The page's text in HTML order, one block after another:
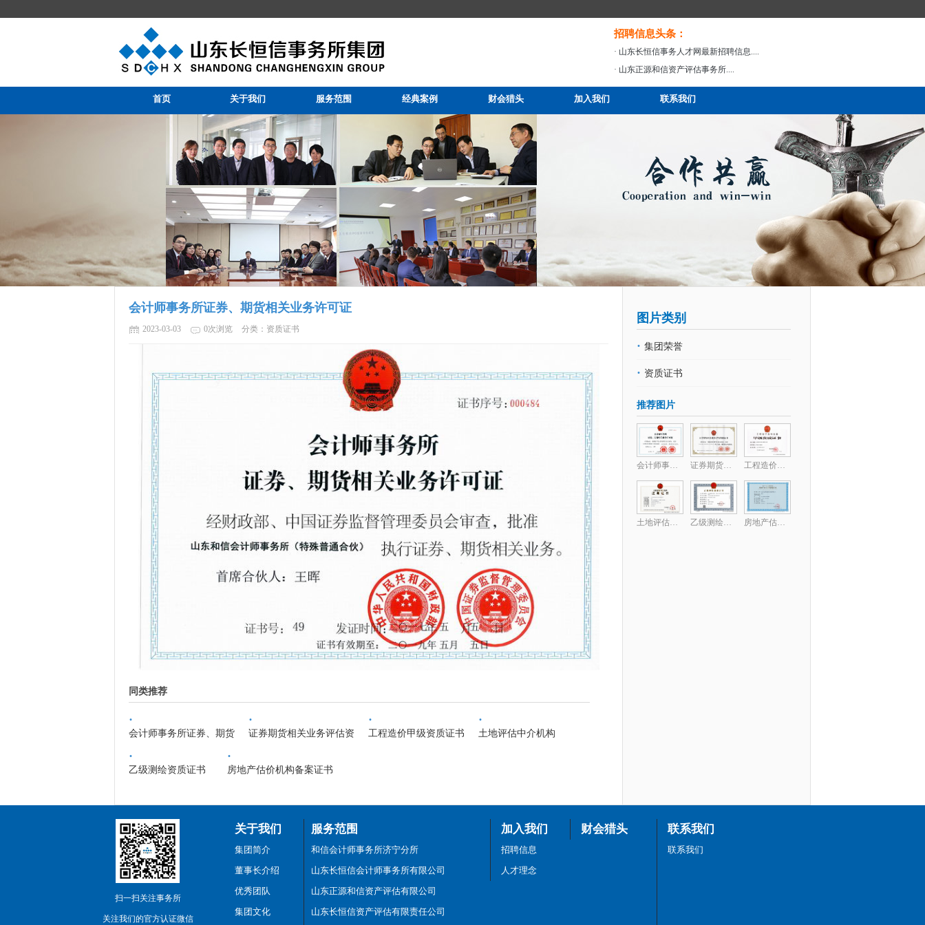
山东长恒信事务所集团
招聘信息头条：
· 山东长恒信事务人才网最新招聘信息....
· 山东正源和信资产评估事务所....
首页 关于我们 服务范围 经典案例 财会猎头 加入我们 联系我们
会计师事务所证券、期货相关业务许可证
2023-03-03 0次浏览 分类：资质证书
同类推荐
·
会计师事务所证券、期货
·
证券期货相关业务评估资
·
工程造价甲级资质证书
·
土地评估中介机构
·
乙级测绘资质证书
·
房地产估价机构备案证书
图片类别
· 集团荣誉
· 资质证书
推荐图片
会计师事务所证券、期货 证券期货相关业务评估资 工程造价甲级资质证书
土地评估中介机构 乙级测绘资质证书 房地产估价机构备案证书
扫一扫关注事务所
关注我们的官方认证微信
关于我们
集团简介
董事长介绍
优秀团队
集团文化
服务范围
和信会计师事务所济宁分所
山东长恒信会计师事务所有限公司
山东正源和信资产评估有限公司
山东长恒信资产评估有限责任公司
加入我们
招聘信息
人才理念
财会猎头 联系我们
联系我们